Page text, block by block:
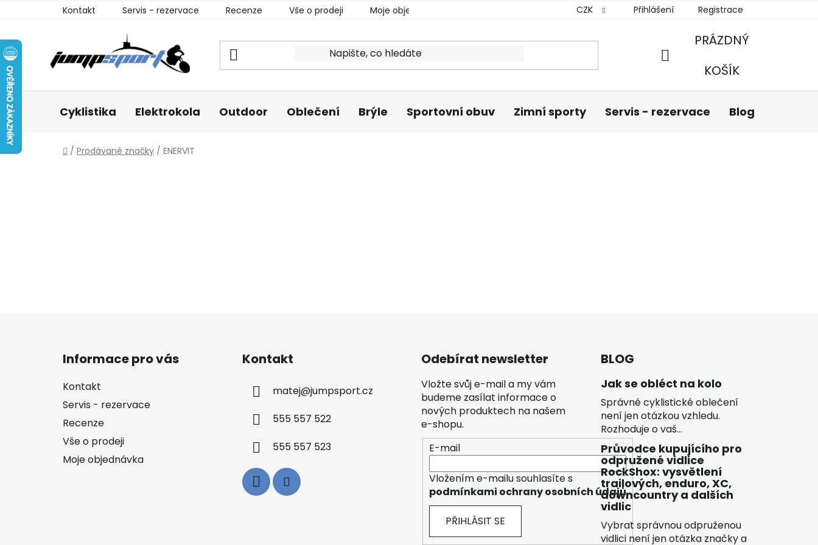
Kontakt Servis - rezervace Recenze Vše o prodeji Moje objednávka CZK Přihlášení Registrace
NÁKUPNÍ
PRÁZDNÝ
KOŠÍK
Cyklistika Elektrokola Outdoor Oblečení Brýle Sportovní obuv Zimní sporty Servis - rezervace Blog
Domů
/ Prodávané značky / ENERVIT
Informace pro vás
Kontakt
Servis - rezervace
Recenze
Vše o prodeji
Moje objednávka
Kontakt
matej@jumpsport.cz
555 557 522
555 557 523
Odebírat newsletter
Vložte svůj e-mail a my vám
budeme zasílat informace o
nových produktech na našem
e-shopu.
E-mail
Vložením e-mailu souhlasíte s
podmínkami ochrany osobních údajů
PŘIHLÁSIT SE
BLOG
Jak se obléct na kolo
Správné cyklistické oblečení
není jen otázkou vzhledu.
Rozhoduje o vaš...
Průvodce kupujícího pro
odpružené vidlice
RockShox: vysvětlení
trailových, enduro, XC,
downcountry a dalších
vidlic
Vybrat správnou odpruženou
vidlici není jen otázka značky a